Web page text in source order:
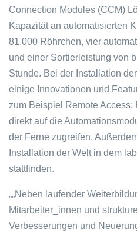
Connection Modules (CCM)
Kapazität an automatisierten
81.000 Röhrchen, vier
und einer Sortierleistung von
Stunde. Bei der Installation
einige Innovationen und
zum Beispiel Remote Access:
direkt auf die
der Ferne zugreifen.
Installation der Welt in dem
stattfinden.
„ Neben laufender
Mitarbeiter_innen und
Verbesserungen und